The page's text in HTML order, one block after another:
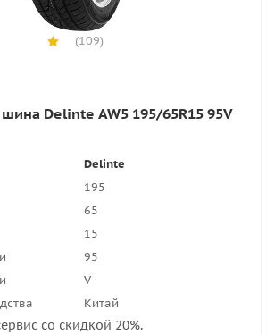
(109)
Delinte AW5 195/65R15 95V
Delinte
195
65
15
95
V
Китай
со скидкой 20%.